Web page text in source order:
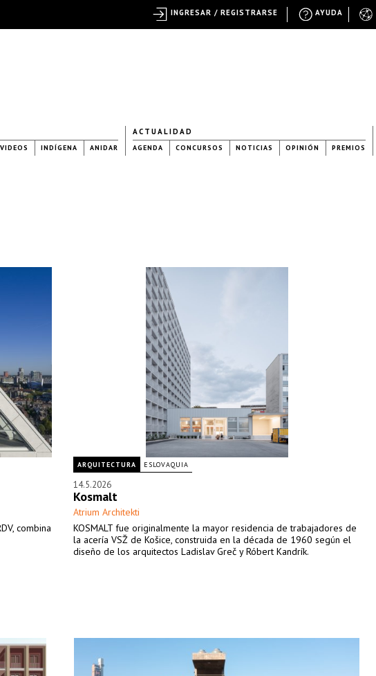
VIDEOS INDÍGENA ANIDAR
ACTUALIDAD
AGENDA CONCURSOS NOTICIAS OPINIÓN PREMIOS
combina
ARQUITECTURA ESLOVAQUIA
14.5.2026
Kosmalt
Atrium Architekti
KOSMALT fue originalmente la mayor residencia de trabajadores de
la acería VSŽ de Košice, construida en la década de 1960 según el
diseño de los arquitectos Ladislav Greč y Róbert Kandrík.
AYUDA
INGRESAR / REGISTRARSE